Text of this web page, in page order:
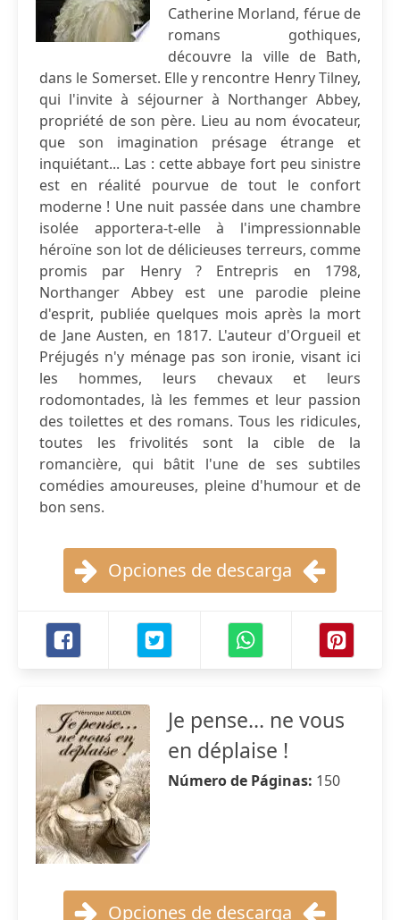
Catherine Morland, férue de
romans gothiques,
découvre la ville de Bath,
dans le Somerset. Elle y rencontre Henry Tilney,
qui l'invite à séjourner à Northanger Abbey,
propriété de son père. Lieu au nom évocateur,
que son imagination présage étrange et
inquiétant... Las : cette abbaye fort peu sinistre
est en réalité pourvue de tout le confort
moderne ! Une nuit passée dans une chambre
isolée apportera-t-elle à l'impressionnable
héroïne son lot de délicieuses terreurs, comme
promis par Henry ? Entrepris en 1798,
Northanger Abbey est une parodie pleine
d'esprit, publiée quelques mois après la mort
de Jane Austen, en 1817. L'auteur d'Orgueil et
Préjugés n'y ménage pas son ironie, visant ici
les hommes, leurs chevaux et leurs
rodomontades, là les femmes et leur passion
des toilettes et des romans. Tous les ridicules,
toutes les frivolités sont la cible de la
romancière, qui bâtit l'une de ses subtiles
comédies amoureuses, pleine d'humour et de
bon sens.
Opciones de descarga
Je pense... ne vous
en déplaise !
Número de Páginas: 150
Opciones de descarga